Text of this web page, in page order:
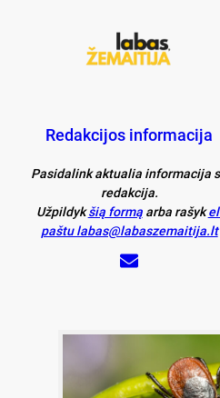
Redakcijos informacija
Pasidalink aktualia informacija
redakcija.
Užpildykšią formąarba rašyk
paštu labas@labaszemaitija.lt